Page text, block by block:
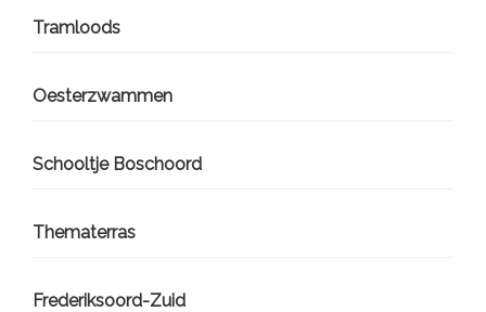
Tramloods
Oesterzwammen
Schooltje Boschoord
Thematerras
Frederiksoord-Zuid